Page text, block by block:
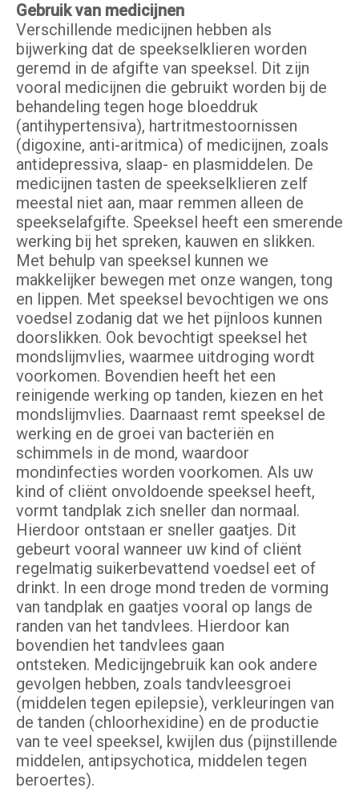
Gebruik van medicijnen
Verschillende medicijnen hebben als
bijwerking dat de speekselklieren worden
geremd in de afgifte van speeksel. Dit zijn
vooral medicijnen die gebruikt worden bij de
behandeling tegen hoge bloeddruk
(antihypertensiva), hartritmestoornissen
(digoxine, anti-aritmica) of medicijnen, zoals
antidepressiva, slaap- en plasmiddelen. De
medicijnen tasten de speekselklieren zelf
meestal niet aan, maar remmen alleen de
speekselafgifte. Speeksel heeft een smerende
werking bij het spreken, kauwen en slikken.
Met behulp van speeksel kunnen we
makkelijker bewegen met onze wangen, tong
en lippen. Met speeksel bevochtigen we ons
voedsel zodanig dat we het pijnloos kunnen
doorslikken. Ook bevochtigt speeksel het
mondslijmvlies, waarmee uitdroging wordt
voorkomen. Bovendien heeft het een
reinigende werking op tanden, kiezen en het
mondslijmvlies. Daarnaast remt speeksel de
werking en de groei van bacteriën en
schimmels in de mond, waardoor
mondinfecties worden voorkomen. Als uw
kind of cliënt onvoldoende speeksel heeft,
vormt tandplak zich sneller dan normaal.
Hierdoor ontstaan er sneller gaatjes. Dit
gebeurt vooral wanneer uw kind of cliënt
regelmatig suikerbevattend voedsel eet of
drinkt. In een droge mond treden de vorming
van tandplak en gaatjes vooral op langs de
randen van het tandvlees. Hierdoor kan
bovendien het tandvlees gaan
ontsteken. Medicijngebruik kan ook andere
gevolgen hebben, zoals tandvleesgroei
(middelen tegen epilepsie), verkleuringen van
de tanden (chloorhexidine) en de productie
van te veel speeksel, kwijlen dus (pijnstillende
middelen, antipsychotica, middelen tegen
beroertes).